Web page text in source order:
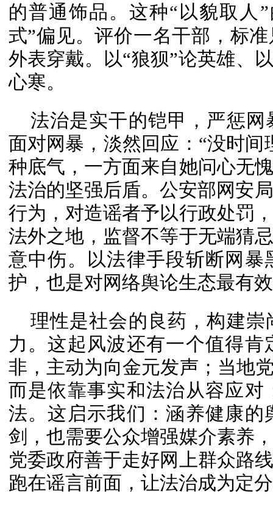
的普通饰品 。这种“以貌取人
式”偏见。评价一名干部，标
外表穿戴。以“狼狈”论英雄、
心寒。
法治是实干的铠甲，严惩
面对网暴，淡然回应：“没时
种底气，一方面来自她问心无
法治的坚强后盾。公安部网安
行为，对造谣者予以行政处罚
法外之地，监督不等于无端猜
意中伤。以法律手段斩断网
护，也是对网络舆论生态最有
理性是社会的良药，构建
力。这起风波还有一个值得
非，主动为向金元发声；当地
而是依靠事实和法治从容应
法。这启示我们：涵养健康
剑，也需要公众增强媒介素养
党委政府善于走好网上群众路
跑在谣言前面，让法治成为定